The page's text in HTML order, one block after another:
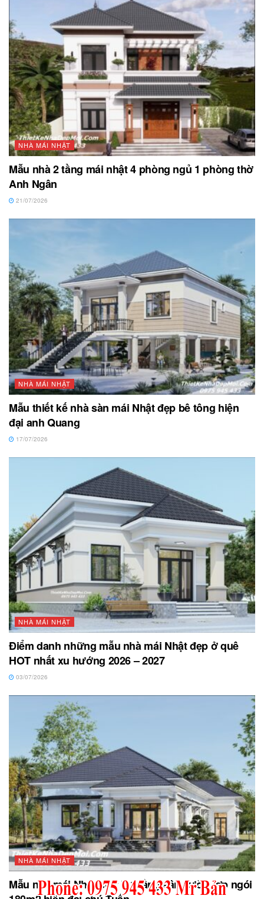
NHÀ MÁI NHẬT
Mẫu nhà 2 tầng mái nhật 4 phòng ngủ 1 phòng thờ
Anh Ngân
21/07/2026
NHÀ MÁI NHẬT
Mẫu thiết kế nhà sàn mái Nhật đẹp bê tông hiện
đại anh Quang
17/07/2026
NHÀ MÁI NHẬT
Điểm danh những mẫu nhà mái Nhật đẹp ở quê
HOT nhất xu hướng 2026 – 2027
03/07/2026
NHÀ MÁI NHẬT
Mẫu nhà mái Nhật chữ L 1 tầng sân vườn lợp ngói